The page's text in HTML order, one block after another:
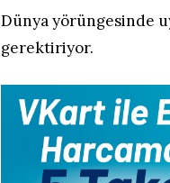
Dünya yörüngesinde
gerektiriyor.